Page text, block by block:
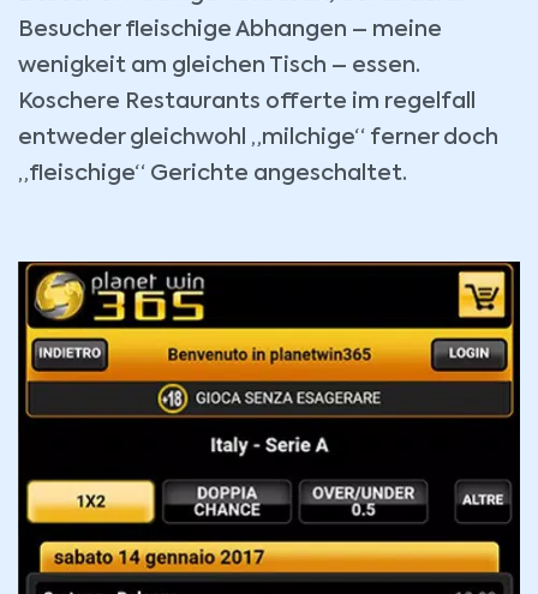
Besucher fleischige Abhangen – meine
wenigkeit am gleichen Tisch – essen.
Koschere Restaurants offerte im regelfall
entweder gleichwohl „milchige“ ferner doch
„fleischige“ Gerichte angeschaltet.